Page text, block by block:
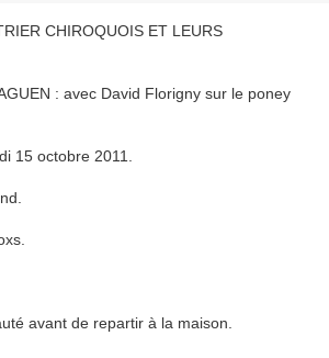
CHIROQUOIS ET LEURS
: avec David Florigny sur le poney
15 octobre 2011.
avant de repartir à la maison.